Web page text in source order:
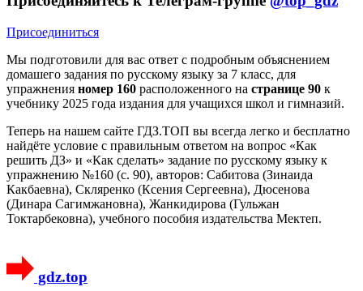
Присоединиться
Мы подготовили для вас ответ c подробным объяснением
домашего задания по русскому языку за 7 класс, для
упражнения номер 160 расположенного на странице 90 к
учебнику 2025 года издания для учащихся школ и гимназий.
Теперь на нашем сайте ГДЗ.ТОП вы всегда легко и бесплатно
найдёте условие с правильным ответом на вопрос «Как
решить ДЗ» и «Как сделать» задание по русскому языку к
упражнению №160 (с. 90), авторов: Сабитова (Зинаида
Какбаевна), Скляренко (Ксения Сергеевна), Дюсенова
(Динара Сагимжановна), Жанкидирова (Гульжан
Токтарбековна), учебного пособия издательства Мектеп.
gdz.top